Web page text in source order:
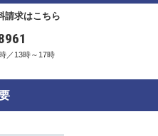
請求はこちら
／13時～17時